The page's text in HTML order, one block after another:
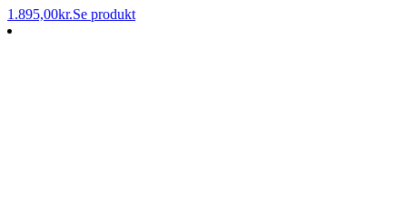
1.895,00kr.Se produkt